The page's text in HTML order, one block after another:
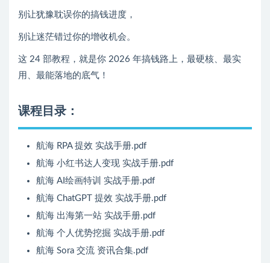
别让犹豫耽误你的搞钱进度，
别让迷茫错过你的增收机会。
这 24 部教程，就是你 2026 年搞钱路上，最硬核、最实
用、最能落地的底气！
课程目录：
航海 RPA 提效 实战手册.pdf
航海 小红书达人变现 实战手册.pdf
航海 AI绘画特训 实战手册.pdf
航海 ChatGPT 提效 实战手册.pdf
航海 出海第一站 实战手册.pdf
航海 个人优势挖掘 实战手册.pdf
航海 Sora 交流 资讯合集.pdf